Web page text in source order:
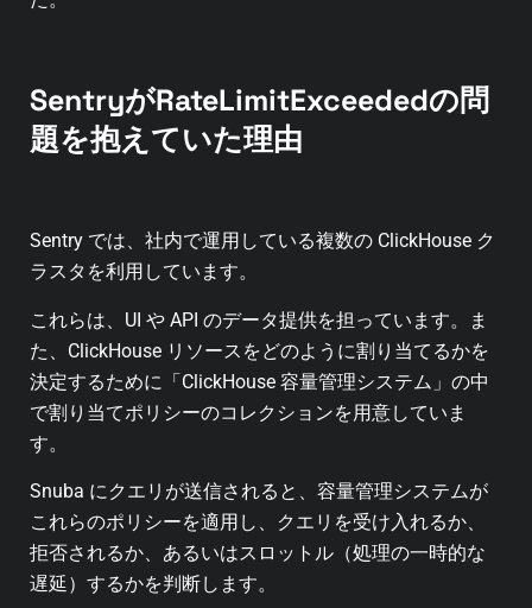
SentryがRateLimitExceededの問
題を抱えていた理由
Sentry では、社内で運用している複数の ClickHouse ク
ラスタを利用しています。
これらは、UI や API のデータ提供を担っています。ま
た、ClickHouse リソースをどのように割り当てるかを
決定するために「ClickHouse 容量管理システム」の中
で割り当てポリシーのコレクションを用意していま
す。
Snuba にクエリが送信されると、容量管理システムが
これらのポリシーを適用し、クエリを受け入れるか、
拒否されるか、あるいはスロットル（処理の一時的な
遅延）するかを判断します。